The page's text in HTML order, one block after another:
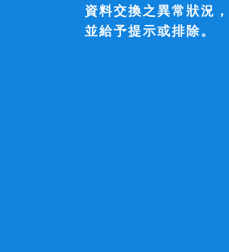
資料交換之異常狀況，
並給予提示或排除。